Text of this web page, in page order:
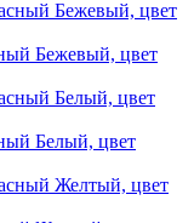
Бежевый, цвет
Белый, цвет